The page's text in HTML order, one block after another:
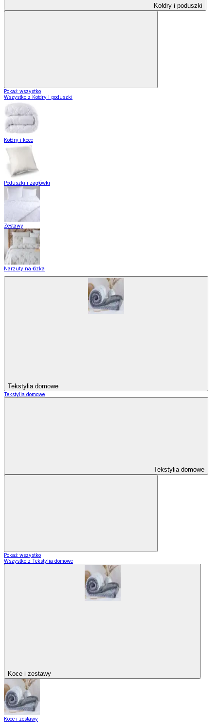
Kołdry i poduszki
Pokaż wszystko
Wszystko z Kołdry i poduszki
Kołdry i koce
Poduszki i zagłówki
Zestawy
Narzuty na łózka
Tekstylia domowe
Tekstylia domowe
Tekstylia domowe
Pokaż wszystko
Wszystko z Tekstylia domowe
Koce i zestawy
Koce i zestawy